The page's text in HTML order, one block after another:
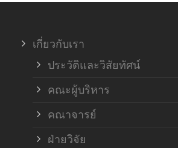
เกี่ยวกับเรา
ประวัติและวิสัยทัศน์
คณะผู้บริหาร
คณาจารย์
ฝ่ายวิจัย